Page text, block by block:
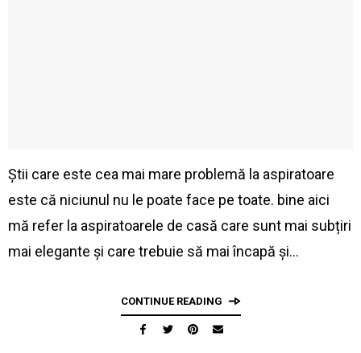
Știi care este cea mai mare problemă la aspiratoare
este că niciunul nu le poate face pe toate. bine aici
mă refer la aspiratoarele de casă care sunt mai subțiri
mai elegante și care trebuie să mai încapă și…
CONTINUE READING